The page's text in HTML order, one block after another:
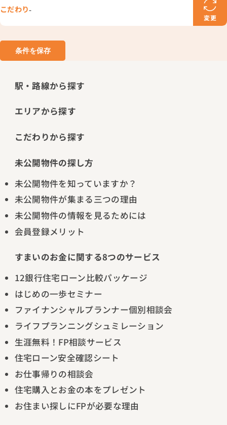
こだわり-
変更
条件を保存
駅・路線から探す
エリアから探す
こだわりから探す
未公開物件の探し方
未公開物件を知っていますか？
未公開物件が集まる三つの理由
未公開物件の情報を見るためには
会員登録メリット
すまいのお金に関する8つのサービス
12銀行住宅ローン比較パッケージ
はじめの一歩セミナー
ファイナンシャルプランナー個別相談会
ライフプランニングシュミレーション
生涯無料！FP相談サービス
住宅ローン安全確認シート
お仕事帰りの相談会
住宅購入とお金の本をプレゼント
お住まい探しにFPが必要な理由